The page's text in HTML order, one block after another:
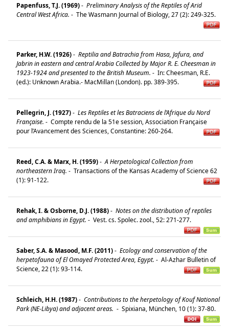
Papenfuss, T.J. (1969)- Preliminary Analysis of the Reptiles of Arid
Central West Africa. - The Wasmann Journal of Biology, 27 (2): 249-325.
Parker, H.W. (1926)- Reptilia and Batrachia from Hasa, Jafura, and
Jabrin in eastern and central Arabia Collected by Major R. E. Cheesman in
1923-1924 and presented to the British Museum. - In: Cheesman, R.E.
(ed.): Unknown Arabia.- MacMillan (London). pp. 389-395.
Pellegrin, J. (1927)- Les Reptiles et les Batraciens de l’Afrique du Nord
Française. - Compte rendu de la 51e session, Association Française
pour l’Avancement des Sciences, Constantine: 260-264.
Reed, C.A. & Marx, H. (1959)- A Herpetological Collection from
northeastern Iraq. - Transactions of the Kansas Academy of Science 62
(1): 91-122.
Rehak, I. & Osborne, D.J. (1988)- Notes on the distribution of reptiles
and amphibians in Egypt. - Vest. cs. Spolec. zool., 52: 271-277.
Saber, S.A. & Masood, M.F. (2011)- Ecology and conservation of the
herpetofauna of El Omayed Protected Area, Egypt. - Al-Azhar Bulletin of
Science, 22 (1): 93-114.
Schleich, H.H. (1987)- Contributions to the herpetology of Kouf National
Park (NE-Libya) and adjacent areas. - Spixiana, München, 10 (1): 37-80.